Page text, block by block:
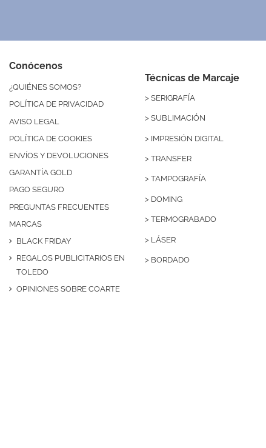
Conócenos
¿QUIÉNES SOMOS?
POLÍTICA DE PRIVACIDAD
AVISO LEGAL
POLÍTICA DE COOKIES
ENVÍOS Y DEVOLUCIONES
GARANTÍA GOLD
PAGO SEGURO
PREGUNTAS FRECUENTES
MARCAS
BLACK FRIDAY
REGALOS PUBLICITARIOS EN
TOLEDO
OPINIONES SOBRE COARTE
Técnicas de Marcaje
> SERIGRAFÍA
> SUBLIMACIÓN
> IMPRESIÓN DIGITAL
> TRANSFER
> TAMPOGRAFÍA
> DOMING
> TERMOGRABADO
> LÁSER
> BORDADO